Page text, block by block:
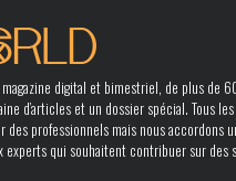
digital et bimestriel, de plus de
d’articles et un dossier spécial. Tous
des professionnels mais nous accordons
experts qui souhaitent contribuer sur des